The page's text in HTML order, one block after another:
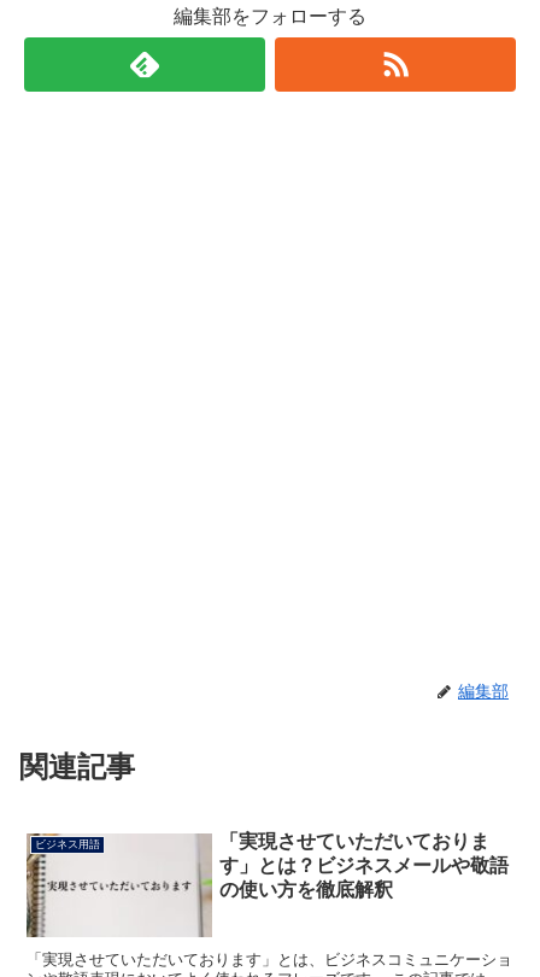
編集部をフォローする
編集部
関連記事
ビジネス用語
「実現させていただいておりま
す」とは？ビジネスメールや敬語
の使い方を徹底解釈
「実現させていただいております」とは、ビジネスコミュニケーショ